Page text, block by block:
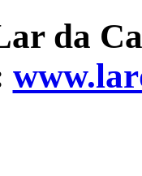
da